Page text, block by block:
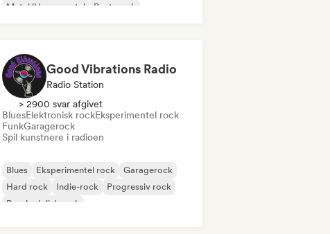
Metal/Heavy metal
Post-punk
Good Vibrations Radio
Radio Station
> 2900 svar afgivet
BluesElektronisk rockEksperimentel rock
FunkGaragerock
Spil kunstnere i radioen
Blues Eksperimentel rock
Garagerock
Hard rock
Indie-rock
Progressiv rock
Psychedelisk rock